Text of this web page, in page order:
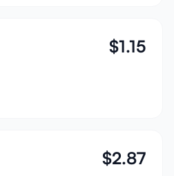
$1.15
$2.87